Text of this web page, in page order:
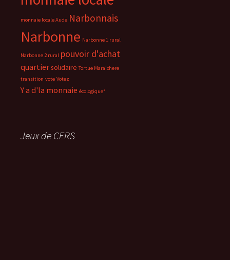
monnaie locale Aude Narbonnais
Narbonne Narbonne 1 rural
Narbonne 2 rural pouvoir d'achat
quartiersolidaire Tortue Maraichere
transition vote Votez
Y a d'la monnaie écologique*
Jeux de CERS